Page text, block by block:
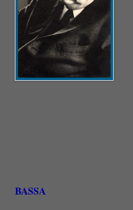
BASSA